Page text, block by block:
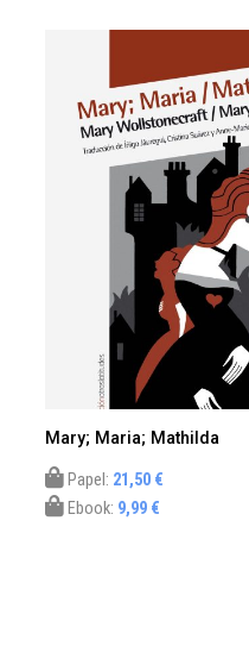
Mary; Maria; Mathilda
Papel: 21,50 €
Ebook: 9,99 €